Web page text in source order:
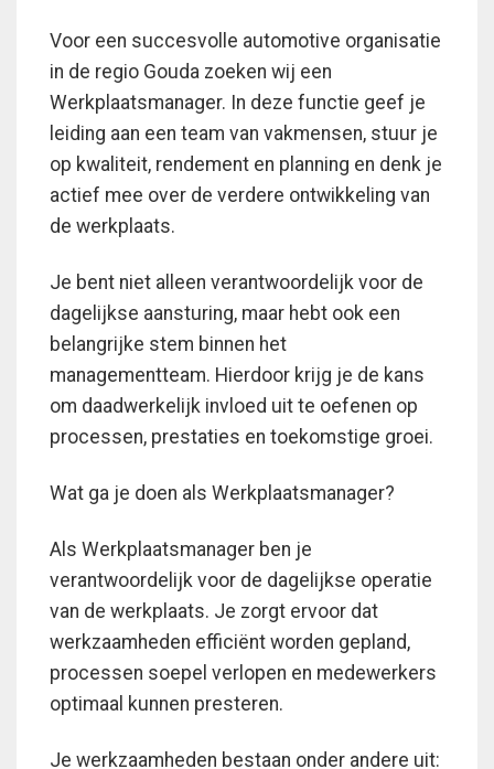
Voor een succesvolle automotive organisatie
in de regio Gouda zoeken wij een
Werkplaatsmanager. In deze functie geef je
leiding aan een team van vakmensen, stuur je
op kwaliteit, rendement en planning en denk je
actief mee over de verdere ontwikkeling van
de werkplaats.
Je bent niet alleen verantwoordelijk voor de
dagelijkse aansturing, maar hebt ook een
belangrijke stem binnen het
managementteam. Hierdoor krijg je de kans
om daadwerkelijk invloed uit te oefenen op
processen, prestaties en toekomstige groei.
Wat ga je doen als Werkplaatsmanager?
Als Werkplaatsmanager ben je
verantwoordelijk voor de dagelijkse operatie
van de werkplaats. Je zorgt ervoor dat
werkzaamheden efficiënt worden gepland,
processen soepel verlopen en medewerkers
optimaal kunnen presteren.
Je werkzaamheden bestaan onder andere uit: